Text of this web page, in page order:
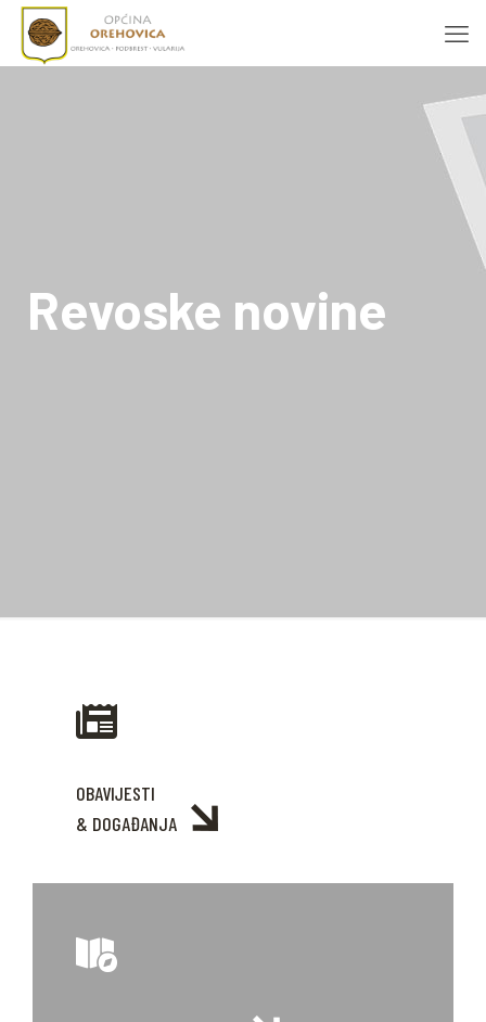
Revoske novine
OBAVIJESTI
& DOGAĐANJA